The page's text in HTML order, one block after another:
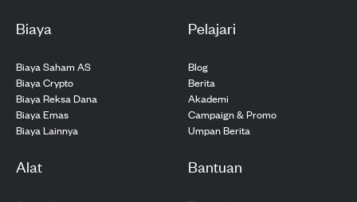
Biaya
Biaya Saham AS
Biaya Crypto
Biaya Reksa Dana
Biaya Emas
Biaya Lainnya
Pelajari
Blog
Berita
Akademi
Campaign & Promo
Umpan Berita
Alat Bantuan